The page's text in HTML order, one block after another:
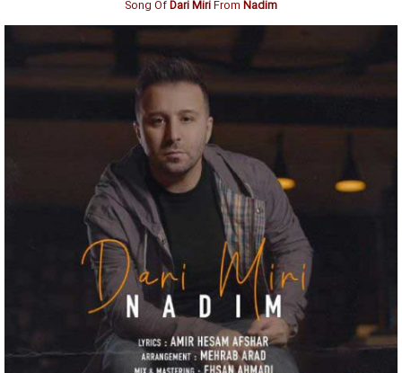
Song OfDari MiriFrom Nadim